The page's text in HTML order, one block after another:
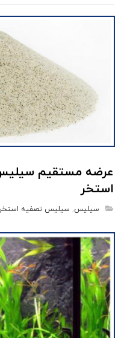
عرضه مستقیم
استخر
سیلیس, سیلیس تصفیه استخر